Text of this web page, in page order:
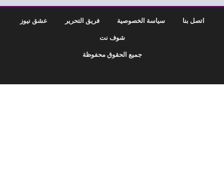
اتصل بنا سياسة الخصوصية فريق التحرير عشق نيوز
شوف نت
جميع الحقوق محفوظة